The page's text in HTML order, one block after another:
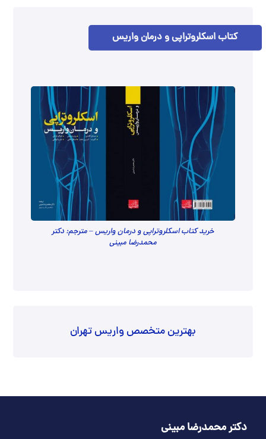
کتاب اسکلروتراپی و درمان واریس
خرید کتاب اسکلروتراپی و درمان واریس – مترجم: دکتر
محمدرضا مبینی
بهترین متخصص واریس تهران
دکتر محمدرضا مبینی